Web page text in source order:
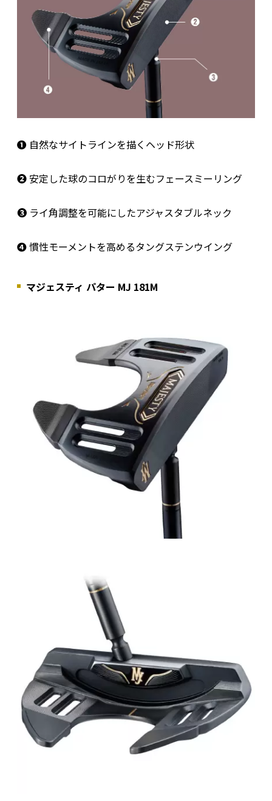
❶ 自然なサイトラインを描くヘッド形状
❷安定した球のコロがりを生むフェースミーリング
❸ ライ角調整を可能にしたアジャスタブルネック
❹慣性モーメントを高めるタングステンウイング
マジェスティ パター MJ 181M